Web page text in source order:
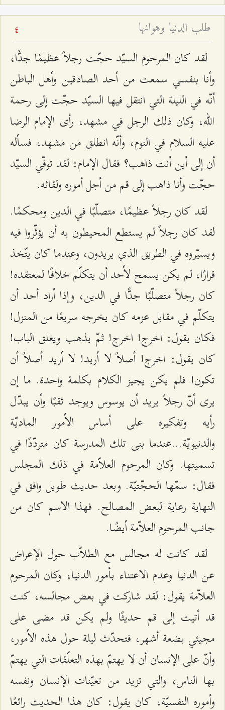
طلب الدنيا وهوانها 4
لقد كان المرحوم السيّد حجّت رجلاً عظيمًا جدًّا،
وأنا بنفسي سمعت من أحد الصادقين وأهل الباطن
أنّه في الليلة التي انتقل فيها السيّد حجّت إلى رحمة
الله، وكان ذلك الرجل في مشهد، رأى الإمام الرضا
عليه السلام في النوم، وأنّه انطلق من مشهد، فسأله
أن إلى أين أنت ذاهب؟ فقال الإمام: لقد توفّي السيّد
حجّت وأنا ذاهب إلى قم من أجل أموره ولقائه.
لقد كان رجلاً عظيمًا، متصلّبًا في الدين ومحكمًا.
لقد كان رجلاً لم يستطع المحيطون به أن يؤثّروا فيه
ويسيّروه في الطريق الذي يريدون، وعندما كان يتّخذ
قرارًا، لم يكن يسمح لأحد أن يتكلّم خلافًا لمعتقده!
كان رجلاً متصلّبًا جدًّا في الدين، وإذا أراد أحد أن
يتكلّم في مقابل عزمه كان يخرجه سريعًا من المنزل!
فكان يقول: اخرج! اخرج! ثمّ يذهب ويغلق الباب!
كان يقول: اخرج! أصلاً لا أريد! لا أريد أصلاً أن
تكون! فلم يكن يجيز الكلام بكلمة واحدة. ما إن
يرى أنّ رجلاً يريد أن يوسوس ويوجد ثقبًا وأن يبدّل
رأيه وتفكيره على أساس الأمور الماديّة
والدنيويّة...عندما بنى تلك المدرسة كان متردّدًا في
تسميتها. وكان المرحوم العلاّمة في ذلك المجلس
فقال: سمّها الحجّتيّة. وبعد حديث طويل وافق في
النهاية رعاية لبعض المصالح. فهذا الاسم كان من
جانب المرحوم العلاّمة أيضًا.
لقد كانت له مجالس مع الطلاّب حول الإعراض
عن الدنيا وعدم الاعتناء بأمور الدنيا، وكان المرحوم
العلاّمة يقول: لقد شاركت في بعض مجالسه، كنت
قد أتيت إلى قم حديثًا ولم يكن قد مضى على
مجيئي بضعة أشهر، فتحدّث ليلة حول هذه الأمور،
وأنّ على الإنسان أن لا يهتمّ بهذه التعلّقات التي يهتمّ
بها الناس، والتي تزيد من تعيّنات الإنسان ونفسه
وأموره النفسيّة، كان يقول: كان هذا الحديث رائعًا